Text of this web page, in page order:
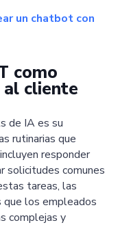
un chatbot con
como
cliente
de IA es su
rutinarias que
responder
solicitudes comunes
tareas, las
que los empleados
complejas y